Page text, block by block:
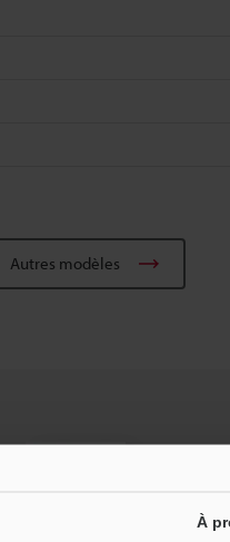
À
Autres modèles